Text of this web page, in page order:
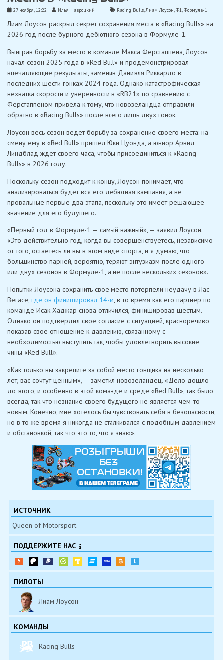
27 ноября, 12:22 Илья Навроцкий Racing Bulls Лиам Лоусон Ф1 Формула-1
Лиам Лоусон раскрыл секрет сохранения места в «Racing Bulls» на
2026 год после бурного дебютного сезона в Формуле-1.
Выиграв борьбу за место в команде Макса Ферстаппена, Лоусон
начал сезон 2025 года в «Red Bull» и продемонстрировал
впечатляющие результаты, заменив Даниэля Риккардо в
последних шести гонках 2024 года. Однако катастрофическая
нехватка скорости и уверенности в «RB21» по сравнению с
Ферстаппеном привела к тому, что новозеландца отправили
обратно в «Racing Bulls» после всего лишь двух гонок.
Лоусон весь сезон ведет борьбу за сохранение своего места: на
смену ему в «Red Bull» пришел Юки Цуонда, а юниор Арвид
Линдблад ждет своего часа, чтобы присоединиться к «Racing
Bulls» в 2026 году.
Поскольку сезон подходит к концу, Лоусон понимает, что
анализироваться будет вся его дебютная кампания, а не
провальные первые два этапа, поскольку это имеет решающее
значение для его будущего.
«Первый год в Формуле-1 — самый важный», — заявил Лоусон.
«Это действительно год, когда вы совершенствуетесь, независимо
от того, остаетесь ли вы в этом виде спорта, и я думаю, что
большинство парней, вероятно, теряют энтузиазм после одного
или двух сезонов в Формуле-1, а не после нескольких сезонов».
Попытки Лоусона сохранить свое место потерпели неудачу в Лас-
Вегасе, где он финишировал 14-м , в то время как его партнер по
команде Исак Хаджар снова отличился, финишировав шестым.
Однако он подтвердил свое согласие с ситуацией, красноречиво
показав свое отношение к давлению, связанному с
необходимостью выступить так, чтобы удовлетворить высокие
чины «Red Bull».
«Как только вы закрепите за собой место гонщика на несколько
лет, вас сочтут ценным», — заметил новозеландец. «Дело дошло
до этого, и особенно в этой команде и среде «Red Bull», так было
всегда, так что незнание своего будущего не является чем-то
новым. Конечно, мне хотелось бы чувствовать себя в безопасности,
но в то же время я никогда не сталкивался с подобным давлением
и обстановкой, так что это то, что я знаю».
ИСТОЧНИК
Queen of Motorsport
ПОДДЕРЖИТЕ НАС
ПИЛОТЫ
Лиам Лоусон
КОМАНДЫ
Racing Bulls